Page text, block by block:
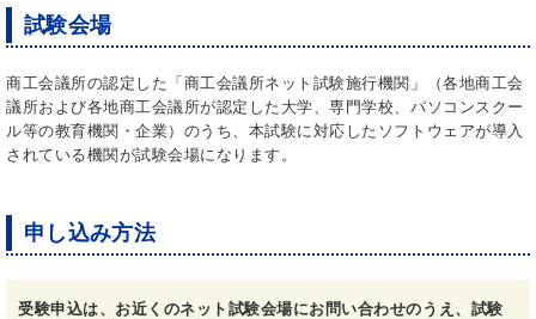
試験会場
商工会議所の認定した「商工会議所ネット試験施行機関」（各地商工会
議所および各地商工会議所が認定した大学、専門学校、パソコンスクー
ル等の教育機関・企業）のうち、本試験に対応したソフトウェアが導入
されている機関が試験会場になります。
申し込み方法
受験申込は、お近くのネット試験会場にお問い合わせのうえ、試験